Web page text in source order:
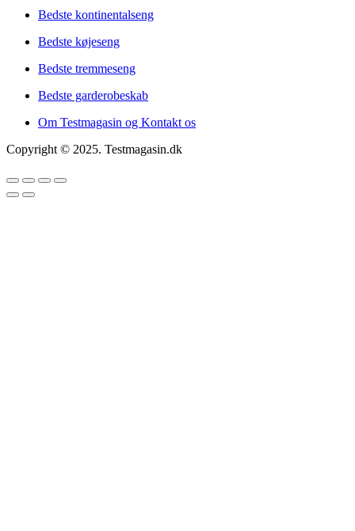
Bedste kontinentalseng
Bedste køjeseng
Bedste tremmeseng
Bedste garderobeskab
Om Testmagasin og Kontakt os
Copyright © 2025. Testmagasin.dk